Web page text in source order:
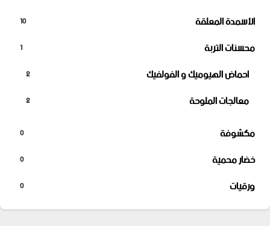
الأسمدة المعلقة
10
محسنات التربة
1
2
احماض الهيوميك و الفولفيك
2
معالجات الملوحة
مكشوفة
0
خضار محمية 0
ورقيات 0